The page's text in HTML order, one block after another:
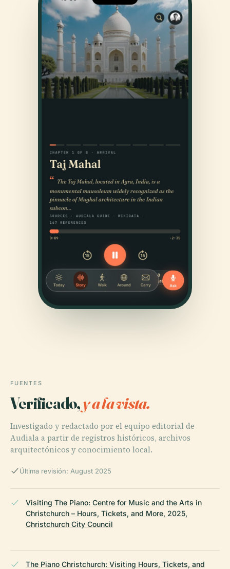
FUENTES
Verificado,y a la vista.
Investigado y redactado por el equipo editorial de
Audiala a partir de registros históricos, archivos
arquitectónicos y conocimiento local.
Última revisión: August 2025
Visiting The Piano: Centre for Music and the Arts in
Christchurch – Hours, Tickets, and More, 2025,
Christchurch City Council
The Piano Christchurch: Visiting Hours, Tickets, and